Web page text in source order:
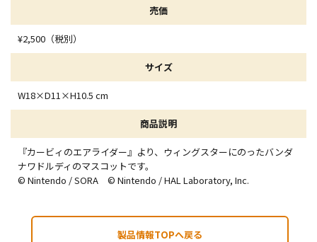
売価
¥2,500（税別）
サイズ
W18×D11×H10.5 cm
商品説明
『カービィのエアライダー』より、ウィングスターにのったバンダ
ナワドルディのマスコットです。
© Nintendo / SORA © Nintendo / HAL Laboratory, Inc.
製品情報TOPへ戻る